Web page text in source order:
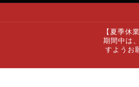
【夏季休
期間中は
すようお